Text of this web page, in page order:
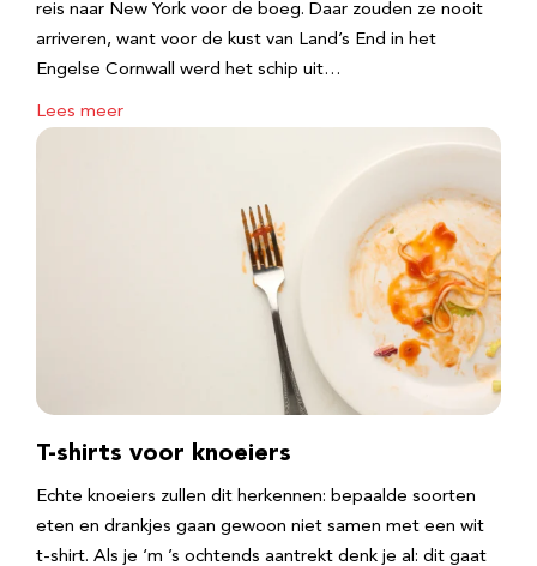
reis naar New York voor de boeg. Daar zouden ze nooit
arriveren, want voor de kust van Land’s End in het
Engelse Cornwall werd het schip uit…
Lees meer
T-shirts voor knoeiers
Echte knoeiers zullen dit herkennen: bepaalde soorten
eten en drankjes gaan gewoon niet samen met een wit
t-shirt. Als je ‘m ’s ochtends aantrekt denk je al: dit gaat